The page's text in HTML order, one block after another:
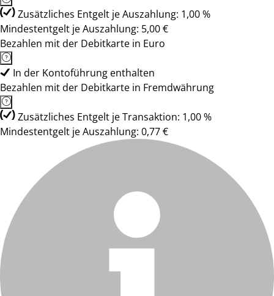
Zusätzliches Entgelt je Auszahlung: 1,00 %
Mindestentgelt je Auszahlung: 5,00 €
Bezahlen mit der Debitkarte in Euro
In der Kontoführung enthalten
Bezahlen mit der Debitkarte in Fremdwährung
Zusätzliches Entgelt je Transaktion: 1,00 %
Mindestentgelt je Auszahlung: 0,77 €